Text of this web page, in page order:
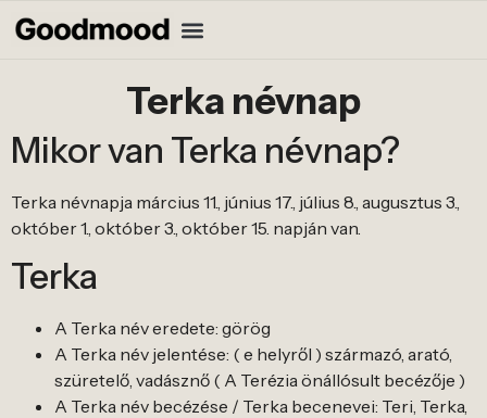
Terka névnap
Mikor van Terka névnap?
Terka névnapja március 11., június 17., július 8., augusztus 3.,
október 1., október 3., október 15. napján van.
Terka
A Terka név eredete: görög
A Terka név jelentése: ( e helyről ) származó, arató,
szüretelő, vadásznő ( A Terézia önállósult becézője )
A Terka név becézése / Terka becenevei: Teri, Terka,